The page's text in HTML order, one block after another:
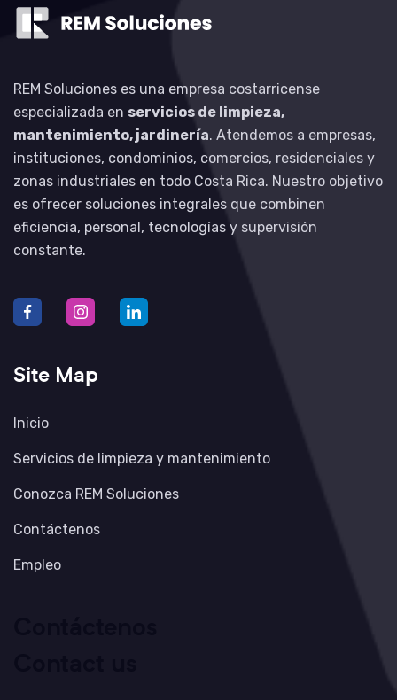
REM Soluciones es una empresa costarricense
especializada en servicios de limpieza,
mantenimiento, jardinería. Atendemos a empresas,
instituciones, condominios, comercios, residenciales y
zonas industriales en todo Costa Rica. Nuestro objetivo
es ofrecer soluciones integrales que combinen
eficiencia, personal, tecnologías y supervisión
constante.
Site Map
Inicio
Servicios de limpieza y mantenimiento
Conozca REM Soluciones
Contáctenos
Empleo